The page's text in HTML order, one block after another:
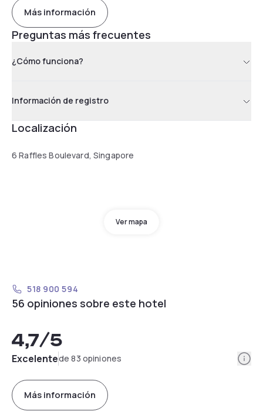
Más información
Preguntas más frecuentes
¿Cómo funciona?
Información de registro
Localización
6 Raffles Boulevard, Singapore
Ver mapa
518 900 594
56 opiniones sobre este hotel
4,7/5
Excelentede 83 opiniones
Más información